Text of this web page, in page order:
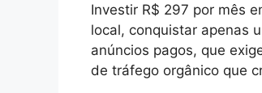
Investir R$ 297 por mês
local, conquistar apenas
anúncios pagos, que
de tráfego orgânico que